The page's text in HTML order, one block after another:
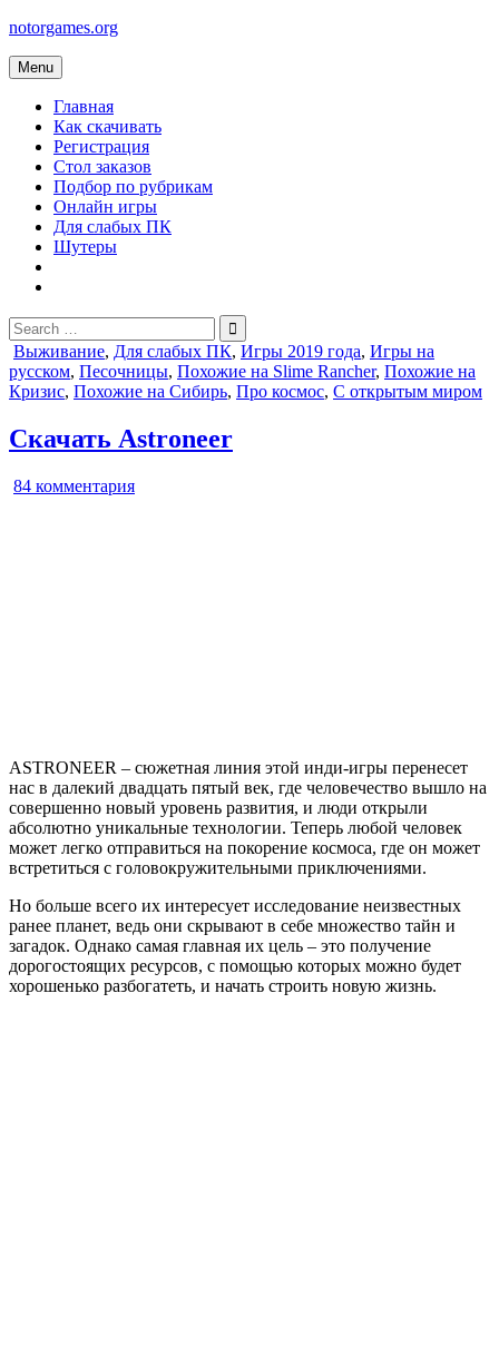
Skip
content
notorgames.org
Menu
Главная
Как скачивать
Регистрация
Стол заказов
Подбор по рубрикам
Онлайн игры
Для слабых ПК
Шутеры
Search
for:
Posted
in
Выживание, Для слабых ПК, Игры 2019 года, Игры на
русском, Песочницы, Похожие на Slime Rancher, Похожие на
Кризис, Похожие на Сибирь, Про космос, С открытым миром
Скачать Astroneer
84 комментарияк
ASTRONEER – сюжетная линия этой инди-игры перенесет
нас в далекий двадцать пятый век, где человечество вышло на
совершенно новый уровень развития, и люди открыли
абсолютно уникальные технологии. Теперь любой человек
может легко отправиться на покорение космоса, где он может
встретиться с головокружительными приключениями.
Но больше всего их интересует исследование неизвестных
ранее планет, ведь они скрывают в себе множество тайн и
загадок. Однако самая главная их цель – это получение
дорогостоящих ресурсов, с помощью которых можно будет
хорошенько разбогатеть, и начать строить новую жизнь.